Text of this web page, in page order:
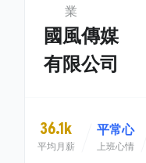
業
國風傳媒
有限公司
36.1k
平均月薪
平常心
上班心情